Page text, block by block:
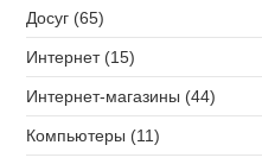
Досуг (65)
Интернет (15)
Интернет-магазины (44)
Компьютеры (11)